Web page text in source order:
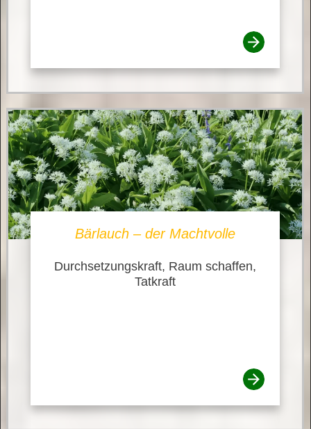
Bärlauch – der Machtvolle
Durchsetzungskraft, Raum schaffen,
Tatkraft